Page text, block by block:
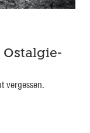
Ostalgie-
vergessen.